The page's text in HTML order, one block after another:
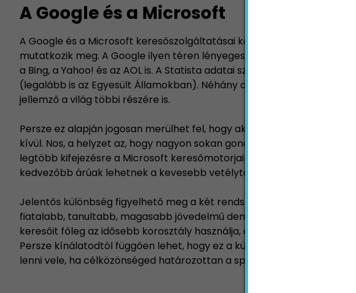
A Google és a Microsoft
A Google és a Microsoft keresőszolgáltatásai közötti legnagyobb
mutatkozik meg. A Google ilyen téren lényegesen nagyobb, mint a
a Bing, a Yahoo! és az AOL is. A Statista adatai szerint a Google 2,5-
(legalább is az Egyesült Államokban). Néhány ország (pl. Kína,
jellemző a világ többi részére is.
Persze ez alapján jogosan merülhet fel, hogy akkor nem is igazán
kívül. Nos, a helyzet az, hogy nagyon sokan gondolják így, éppen ezért
legtöbb kifejezésre a Microsoft keresőmotorjain, mint a Google-ban.
kedvezőbb árúak lehetnek a kevesebb vetélytársnak köszönhetően.
Jelentős különbség figyelhető meg a két rendszer felhasználóköre
fiatalabb, tanultabb, magasabb jövedelmű demográfiai csoportok
keresőit főleg az idősebb korosztály használja, akik nincsenek annyira
Persze kínálatodtól függően lehet, hogy ez a különbség egyáltalán
lenni vele, ha célközönséged határozottan a spektrum egyik oldalán áll.